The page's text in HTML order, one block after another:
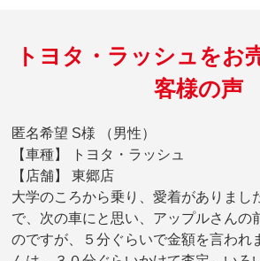
トヨタ・ラッシュをお
客様の声
匿名希望 S様 （男性）
【車種】 トヨタ・ラッシュ
【店舗】 東郷店
大学のころから乗り、愛着がありまし
で、次の車にと思い、アップルさんの
のですが、５分ぐらいで金額を言われ